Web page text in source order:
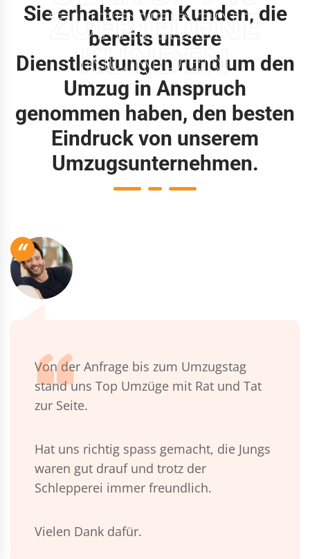
ZUFRIEDENE
KUNDEN
Sie erhalten von Kunden, die
bereits unsere
Dienstleistungen rund um den
Umzug in Anspruch
genommen haben, den besten
Eindruck von unserem
Umzugsunternehmen.
“
Von der Anfrage bis zum Umzugstag
stand uns Top Umzüge mit Rat und Tat
zur Seite.
Hat uns richtig spass gemacht, die Jungs
waren gut drauf und trotz der
Schlepperei immer freundlich.
Vielen Dank dafür.